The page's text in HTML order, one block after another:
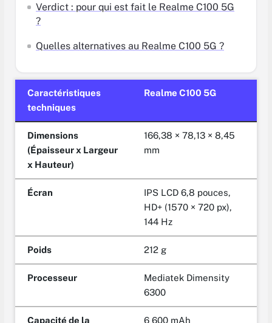
Verdict : pour qui est fait le Realme C100 5G
?
Quelles alternatives au Realme C100 5G ?
Caractéristiques
techniques
Realme C100 5G
Dimensions
(Épaisseur x Largeur
x Hauteur)
166,38 × 78,13 × 8,45
mm
Écran
IPS LCD 6,8 pouces,
HD+ (1570 × 720 px),
144 Hz
Poids 212 g
Processeur
Mediatek Dimensity
6300
Capacité de la
6 600 mAh